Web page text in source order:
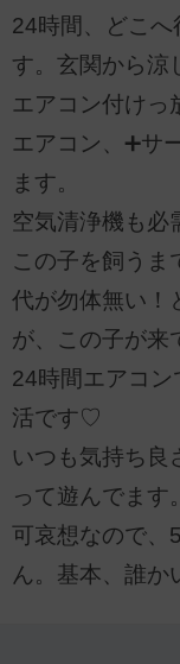
24時間、どこへ
す。玄関から涼
エアコン付けっ
エアコン、➕サ
ます。
空気清浄機も必
この子を飼うま
代が勿体無い！
が、この子が来
24時間エアコ
活です♡
いつも気持ち良
って遊んでます。
可哀想なので、
ん。基本、誰か